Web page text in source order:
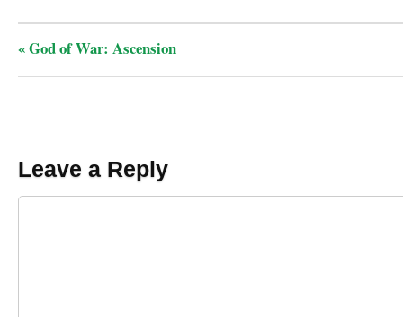
«God of War: Ascension
Leave a Reply